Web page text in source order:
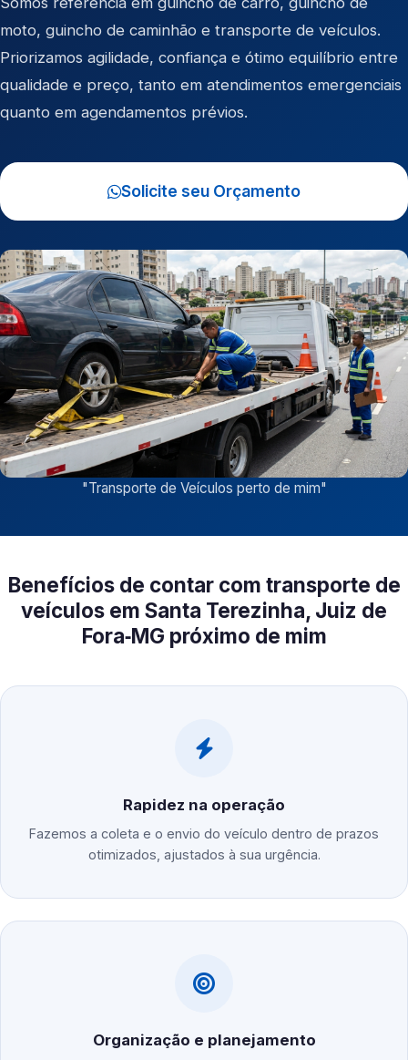
moto, guincho de caminhão e transporte de veículos.
Priorizamos agilidade, confiança e ótimo equilíbrio entre
qualidade e preço, tanto em atendimentos emergenciais
quanto em agendamentos prévios.
Solicite seu Orçamento
"Transporte de Veículos perto de mim"
Benefícios de contar com transporte de
veículos em Santa Terezinha, Juiz de
Fora‑MG próximo de mim
Rapidez na operação
Fazemos a coleta e o envio do veículo dentro de prazos
otimizados, ajustados à sua urgência.
Organização e planejamento